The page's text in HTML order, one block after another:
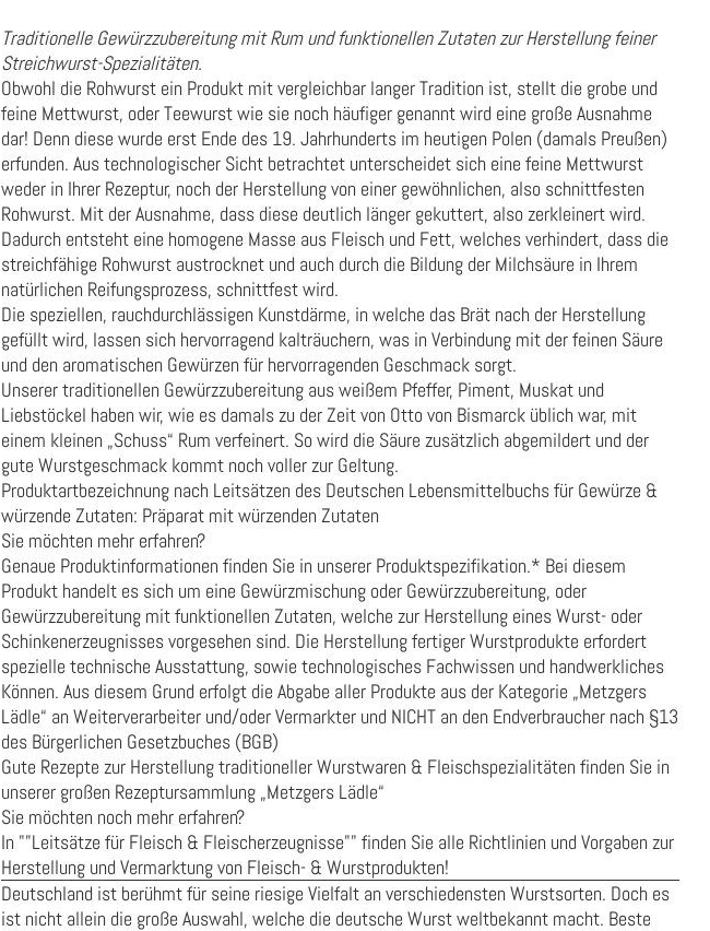
Traditionelle Gewürzzubereitung mit Rum und funktionellen Zutaten zur Herstellung feiner
Streichwurst-Spezialitäten.
Obwohl die Rohwurst ein Produkt mit vergleichbar langer Tradition ist, stellt die grobe und
feine Mettwurst, oder Teewurst wie sie noch häufiger genannt wird eine große Ausnahme
dar! Denn diese wurde erst Ende des 19. Jahrhunderts im heutigen Polen (damals Preußen)
erfunden. Aus technologischer Sicht betrachtet unterscheidet sich eine feine Mettwurst
weder in Ihrer Rezeptur, noch der Herstellung von einer gewöhnlichen, also schnittfesten
Rohwurst. Mit der Ausnahme, dass diese deutlich länger gekuttert, also zerkleinert wird.
Dadurch entsteht eine homogene Masse aus Fleisch und Fett, welches verhindert, dass die
streichfähige Rohwurst austrocknet und auch durch die Bildung der Milchsäure in Ihrem
natürlichen Reifungsprozess, schnittfest wird.
Die speziellen, rauchdurchlässigen Kunstdärme, in welche das Brät nach der Herstellung
gefüllt wird, lassen sich hervorragend kalträuchern, was in Verbindung mit der feinen Säure
und den aromatischen Gewürzen für hervorragenden Geschmack sorgt.
Unserer traditionellen Gewürzzubereitung aus weißem Pfeffer, Piment, Muskat und
Liebstöckel haben wir, wie es damals zu der Zeit von Otto von Bismarck üblich war, mit
einem kleinen „Schuss“ Rum verfeinert. So wird die Säure zusätzlich abgemildert und der
gute Wurstgeschmack kommt noch voller zur Geltung.
Produktartbezeichnung nach Leitsätzen des Deutschen Lebensmittelbuchs für Gewürze &
würzende Zutaten: Präparat mit würzenden Zutaten
Sie möchten mehr erfahren?
Genaue Produktinformationen finden Sie in unserer Produktspezifikation.* Bei diesem
Produkt handelt es sich um eine Gewürzmischung oder Gewürzzubereitung, oder
Gewürzzubereitung mit funktionellen Zutaten, welche zur Herstellung eines Wurst- oder
Schinkenerzeugnisses vorgesehen sind. Die Herstellung fertiger Wurstprodukte erfordert
spezielle technische Ausstattung, sowie technologisches Fachwissen und handwerkliches
Können. Aus diesem Grund erfolgt die Abgabe aller Produkte aus der Kategorie „Metzgers
Lädle“ an Weiterverarbeiter und/oder Vermarkter und NICHT an den Endverbraucher nach §13
des Bürgerlichen Gesetzbuches (BGB)
Gute Rezepte zur Herstellung traditioneller Wurstwaren & Fleischspezialitäten finden Sie in
unserer großen Rezeptursammlung „Metzgers Lädle“
Sie möchten noch mehr erfahren?
In ""Leitsätze für Fleisch & Fleischerzeugnisse"" finden Sie alle Richtlinien und Vorgaben zur
Herstellung und Vermarktung von Fleisch- & Wurstprodukten!
Deutschland ist berühmt für seine riesige Vielfalt an verschiedensten Wurstsorten. Doch es
ist nicht allein die große Auswahl, welche die deutsche Wurst weltbekannt macht. Beste